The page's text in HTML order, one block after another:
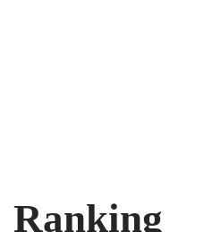
Ranking